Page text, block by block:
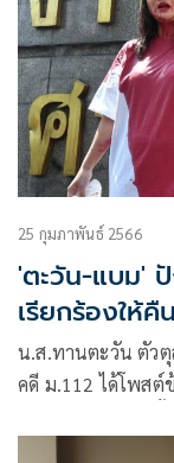
25 กุมภาพันธ์ 2566
'ตะวัน-แบม'
เรียกร้องให้
น.ส.ทานตะวัน ตัว
คดี ม.112 ได้โพส